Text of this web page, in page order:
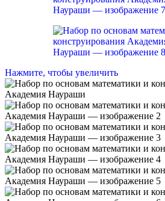
Нажмите, чтобы увеличить